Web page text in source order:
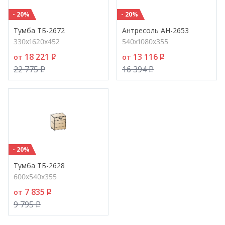
- 20%
Тумба ТБ-2672
330х1620х452
от 18 221 P
22 775P
- 20%
Антресоль АН-2653
540х1080х355
от 13 116 P
16 394P
- 20%
Тумба ТБ-2628
600х540х355
от 7 835 P
9 795P